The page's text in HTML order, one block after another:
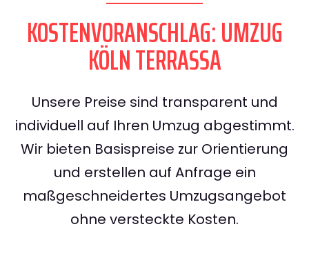
KOSTENVORANSCHLAG: UMZUG
KÖLN TERRASSA
Unsere Preise sind transparent und
individuell auf Ihren Umzug abgestimmt.
Wir bieten Basispreise zur Orientierung
und erstellen auf Anfrage ein
maßgeschneidertes Umzugsangebot
ohne versteckte Kosten.